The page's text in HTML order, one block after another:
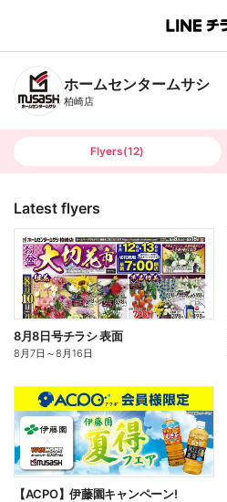
B
n
T
ホームセンタームサシ
柏崎店
Flyers(12)
Latest flyers
8月8日号チラシ 表面
8月7日 ～8月16日
【ACPO】伊藤園キャンペーン!